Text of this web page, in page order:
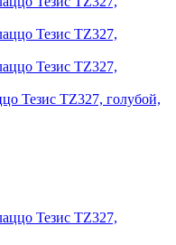
Тезис TZ327, голубой,